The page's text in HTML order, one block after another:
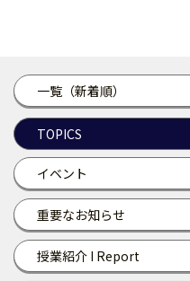
一覧（新着順）
TOPICS
イベント
重要なお知らせ
授業紹介 I Report